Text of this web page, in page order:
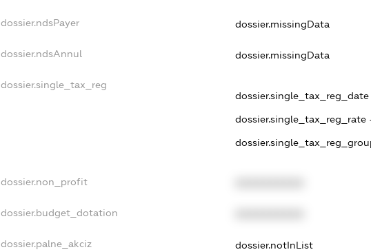
dossier.ndsPayer dossier.missingData
dossier.ndsAnnul dossier.missingData
dossier.single_tax_reg
dossier.single_tax_reg_date -
dossier.single_tax_reg_rate
dossier.non_profit
dossier.budget_dotation
dossier.palne_akciz dossier.notInList